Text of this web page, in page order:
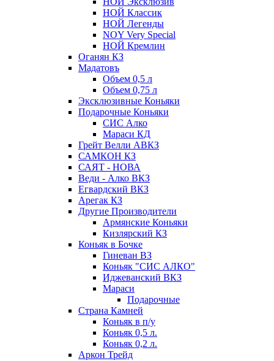
НОЙ Классик
НОЙ Легенды
NOY Very Speсial
НОЙ Кремлин
Оганян КЗ
Мадатовъ
Объем 0,5 л
Объем 0,75 л
Эксклюзивные Коньяки
Подарочные Коньяки
СИС Алко
Мараси КД
Грейт Велли АВКЗ
САМКОН КЗ
САЯТ - НОВА
Веди - Алко ВКЗ
Егвардский ВКЗ
Арегак КЗ
Другие Производители
Армянские Коньяки
Кизлярский КЗ
Коньяк в Бочке
Гиневан ВЗ
Коньяк "СИС АЛКО"
Иджеванский ВКЗ
Мараси
Подарочные
Страна Камней
Коньяк в п/у
Коньяк 0,5 л.
Коньяк 0,2 л.
Аркон Трейд